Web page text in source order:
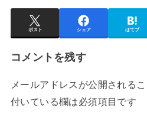
ポスト シェア はてブ
コメントを残す
メールアドレスが公開される
付いている欄は必須項目です